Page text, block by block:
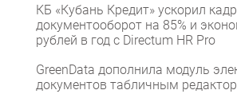
КБ «Кубань Кредит» ускорил
документооборот на 85% и
рублей в год с Directum HR Pro
GreenData дополнила модуль
документов табличным